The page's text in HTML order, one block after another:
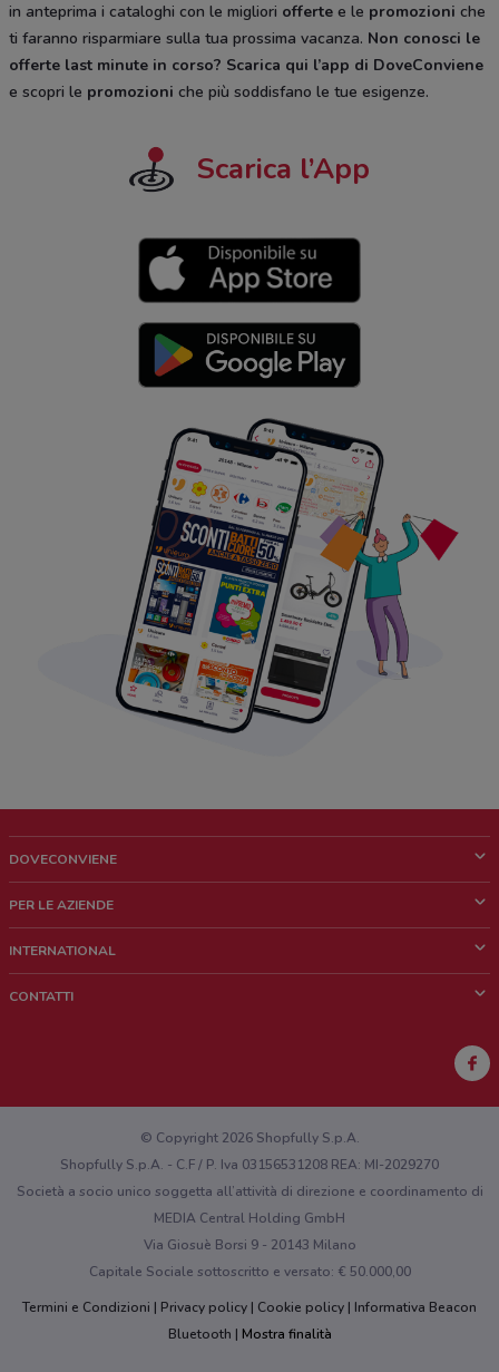
in anteprima i cataloghi con le migliori offerte e le promozioni che
ti faranno risparmiare sulla tua prossima vacanza. Non conosci le
offerte last minute in corso? Scarica qui l’app di DoveConviene
e scopri le promozioni che più soddisfano le tue esigenze.
Scarica l’App
DOVECONVIENE
Chi siamo
Lavora con noi
PER LE AZIENDE
Richieste commerciali e marketing
INTERNATIONAL
CONTATTI
Hai un malfunzionamento sul web o sull'app?
© Copyright 2026 Shopfully S.p.A.
Shopfully S.p.A. - C.F / P. Iva 03156531208 REA: MI-2029270
Società a socio unico soggetta all’attività di direzione e coordinamento di
MEDIA Central Holding GmbH
Via Giosuè Borsi 9 - 20143 Milano
Capitale Sociale sottoscritto e versato: € 50.000,00
Termini e Condizioni
Privacy policy Cookie policy
Informativa Beacon
Bluetooth
Mostra finalità